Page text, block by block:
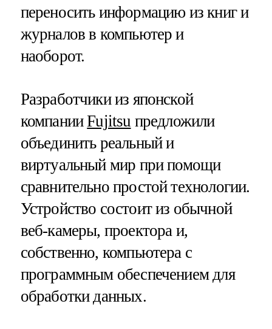
переносить информацию из книг и
журналов в компьютер и
наоборот.
Разработчики из японской
компанииFujitsu предложили
объединить реальный и
виртуальный мир при помощи
сравнительно простой технологии.
Устройство состоит из обычной
веб-камеры, проектора и,
собственно, компьютера с
программным обеспечением для
обработки данных.